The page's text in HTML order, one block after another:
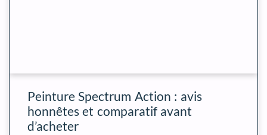
Peinture Spectrum Action : avis
honnêtes et comparatif avant
d’acheter